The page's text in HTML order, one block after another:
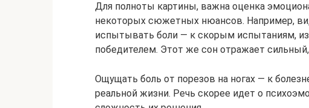
Для полноты картины, важна оценка
некоторых сюжетных нюансов. Например,
испытывать боли — к скорым испытаниям,
победителем. Этот же сон отражает
Ощущать боль от порезов на ногах — к
реальной жизни. Речь скорее идет о